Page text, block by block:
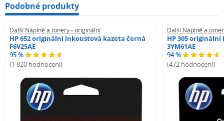
Podobné produkty
Další Náplně a tonery - originální
HP 652 originální inkoustová kazeta černá
F6V25AE
95 %
(1 820 hodnocení)
Další Náplně a
HP 305
3YM61AE
94 %
(472 hodnocení)